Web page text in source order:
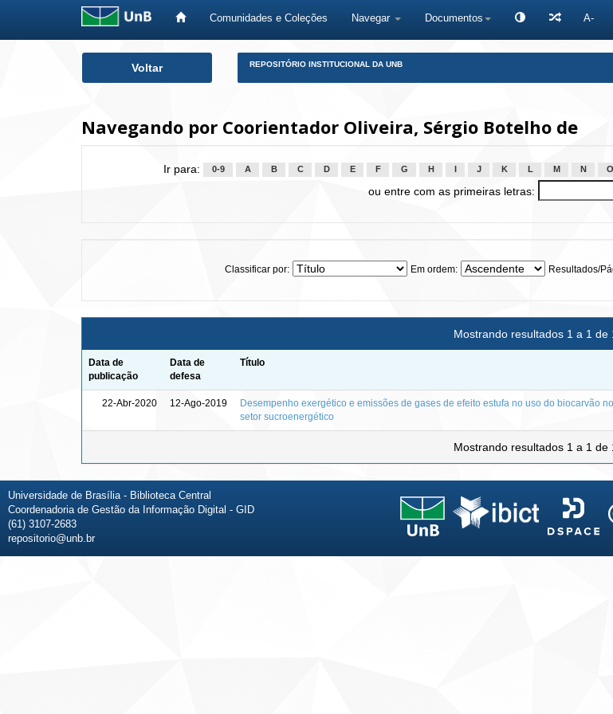
Comunidades e Coleções Navegar Documentos A-
Voltar REPOSITÓRIO INSTITUCIONAL DA UNB
Navegando por Coorientador Oliveira, Sérgio Botelho de
Ir para: 0-9 A B C D E F G H J K L M N O
ou entre com as primeiras letras:
Classificar por: Em ordem: Resultados/
Mostrando resultados 1 a 1 de
Data de
publicação
Data de
defesa
Título
22-Abr-2020 12-Ago-2019
Desempenho exergético e emissões de gases de efeito estufa no uso do biocarvão no
setor sucroenergético
Mostrando resultados 1 a 1 de
Universidade de Brasília - Biblioteca Central
Coordenadoria de Gestão da Informação Digital - GID
(61) 3107-2683
repositorio@unb.br